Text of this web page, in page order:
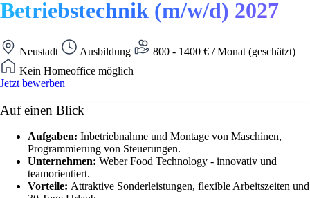
Betriebstechnik (m/w/d) 2027
Neustadt Ausbildung
800 - 1400 € / Monat (geschätzt)
Kein Homeoffice möglich
Jetzt bewerben
Auf einen Blick
Aufgaben: Inbetriebnahme und Montage von Maschinen,
Programmierung von Steuerungen.
Unternehmen: Weber Food Technology - innovativ und
teamorientiert.
Vorteile: Attraktive Sonderleistungen, flexible Arbeitszeiten und